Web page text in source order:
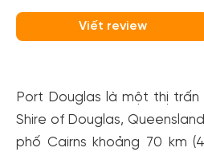
Viết review
Port Douglas là một thị
Shire of Douglas,
phố Cairns khoảng 70 km